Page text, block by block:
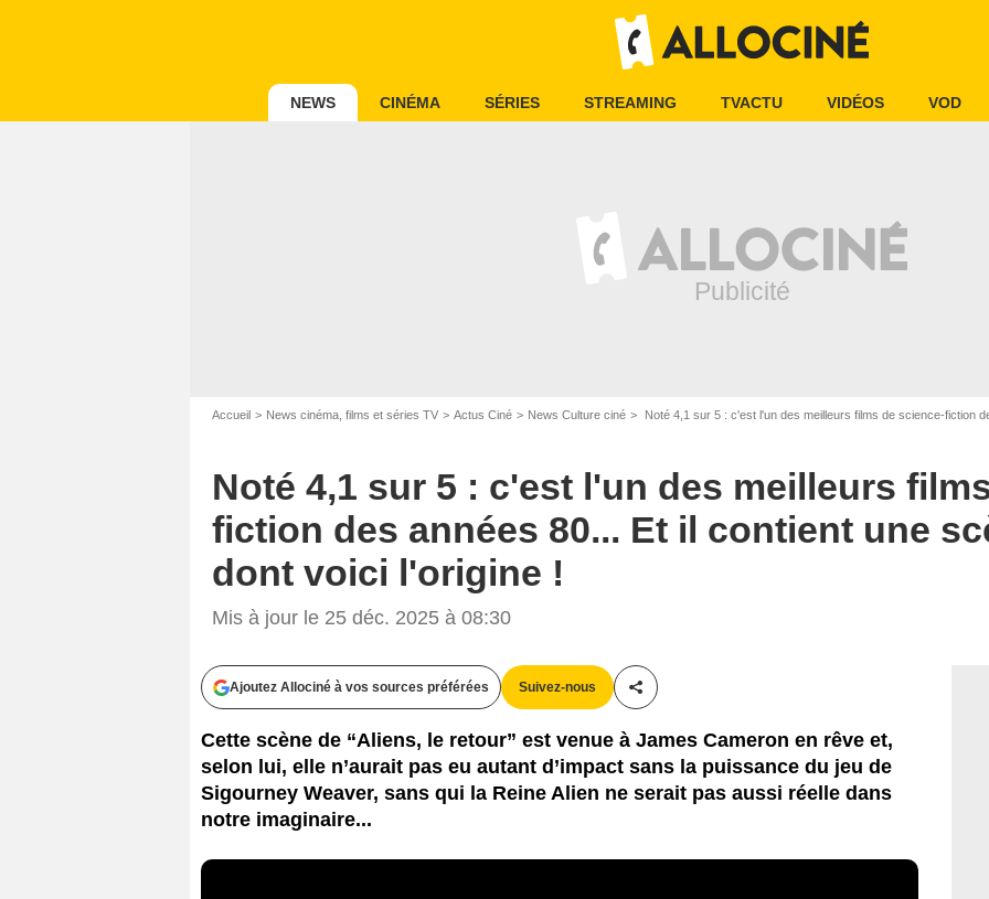
NEWS CINÉMA SÉRIES STREAMING TVACTU VIDÉOS VOD
Accueil News cinéma, films et séries TV Actus Ciné News Culture ciné Noté 4,1 sur 5 : c'est l'un des meilleurs films de science-fiction des
Noté 4,1 sur 5 : c'est l'un des meilleurs
fiction des années 80... Et il contient une
dont voici l'origine !
Mis à jour le 25 déc. 2025 à 08:30
Ajoutez Allociné à vos sources préférées Suivez-nous
Partager cet article
Cette scène de “Aliens, le retour” est venue à James Cameron en rêve et,
selon lui, elle n’aurait pas eu autant d’impact sans la puissance du jeu de
Sigourney Weaver, sans qui la Reine Alien ne serait pas aussi réelle dans
notre imaginaire...